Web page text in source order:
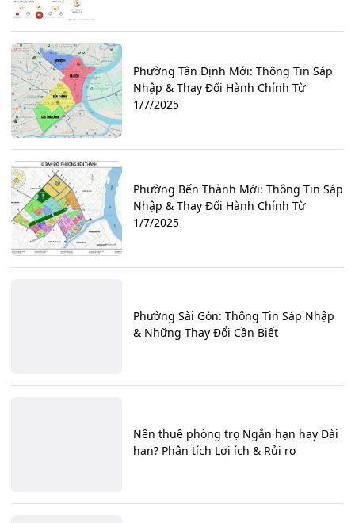
Phường Tân Định Mới: Thông Tin Sáp
Nhập & Thay Đổi Hành Chính Từ
1/7/2025
Phường Bến Thành Mới: Thông Tin Sáp
Nhập & Thay Đổi Hành Chính Từ
1/7/2025
Phường Sài Gòn: Thông Tin Sáp Nhập
& Những Thay Đổi Cần Biết
Nên thuê phòng trọ Ngắn hạn hay Dài
hạn? Phân tích Lợi ích & Rủi ro